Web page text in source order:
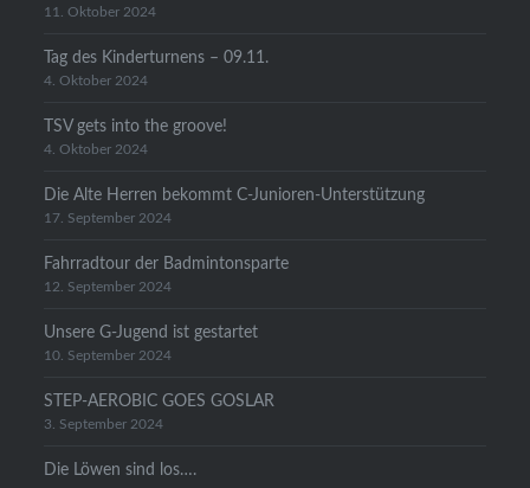
11. Oktober 2024
Tag des Kinderturnens – 09.11.
4. Oktober 2024
TSV gets into the groove!
4. Oktober 2024
Die Alte Herren bekommt C-Junioren-Unterstützung
17. September 2024
Fahrradtour der Badmintonsparte
12. September 2024
Unsere G-Jugend ist gestartet
10. September 2024
STEP-AEROBIC GOES GOSLAR
3. September 2024
Die Löwen sind los….